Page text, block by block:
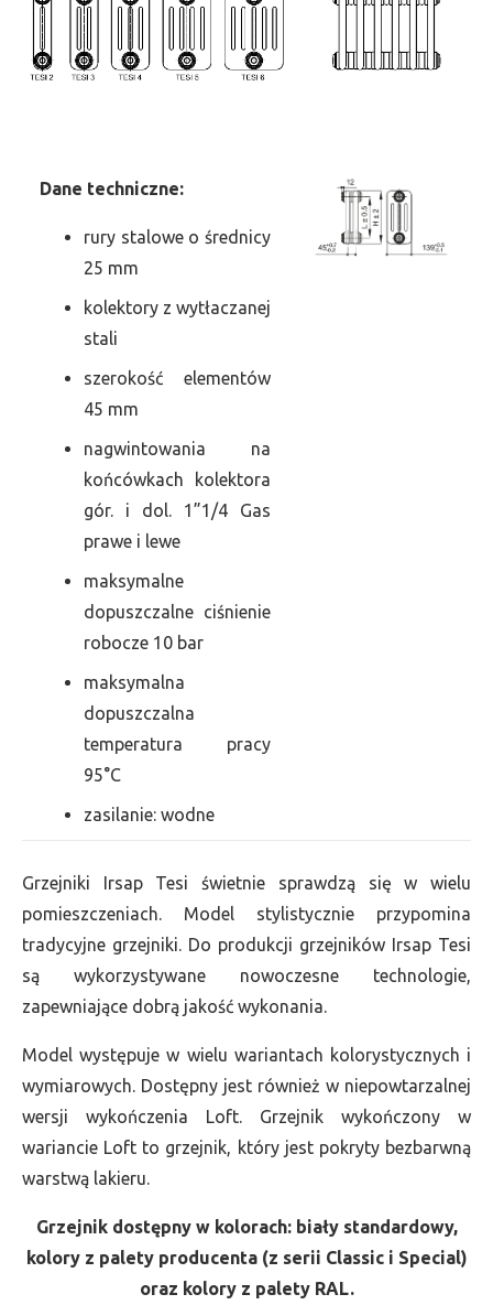
Dane techniczne:
rury stalowe o średnicy
25 mm
kolektory z wytłaczanej
stali
szerokość elementów
45 mm
nagwintowania na
końcówkach kolektora
gór. i dol. 1”1/4 Gas
prawe i lewe
maksymalne
dopuszczalne ciśnienie
robocze 10 bar
maksymalna
dopuszczalna
temperatura pracy
95°C
zasilanie: wodne
Grzejniki Irsap Tesi świetnie sprawdzą się w wielu
pomieszczeniach. Model stylistycznie przypomina
tradycyjne grzejniki. Do produkcji grzejników Irsap Tesi
są wykorzystywane nowoczesne technologie,
zapewniające dobrą jakość wykonania.
Model występuje w wielu wariantach kolorystycznych i
wymiarowych. Dostępny jest również w niepowtarzalnej
wersji wykończenia Loft. Grzejnik wykończony w
wariancie Loft to grzejnik, który jest pokryty bezbarwną
warstwą lakieru.
Grzejnik dostępny w kolorach: biały standardowy,
kolory z palety producenta (z serii Classic i Special)
oraz kolory z palety RAL.